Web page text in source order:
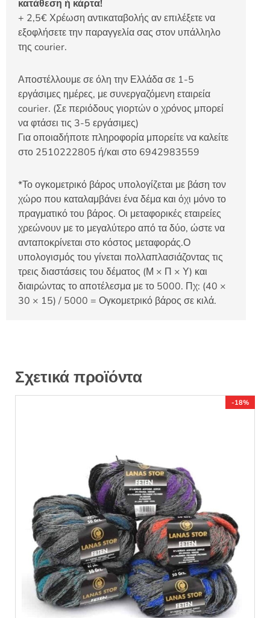
κατάθεση ή κάρτα!
+ 2,5€ Χρέωση αντικαταβολής αν επιλέξετε να
εξοφλήσετε την παραγγελία σας στον υπάλληλο
της courier.
Αποστέλλουμε σε όλη την Ελλάδα σε 1-5
εργάσιμες ημέρες, με συνεργαζόμενη εταιρεία
courier. (Σε περιόδους γιορτών ο χρόνος μπορεί
να φτάσει τις 3-5 εργάσιμες)
Για οποιαδήποτε πληροφορία μπορείτε να καλείτε
στο 2510222805 ή/και στο 6942983559
*Το ογκομετρικό βάρος υπολογίζεται με βάση τον
χώρο που καταλαμβάνει ένα δέμα και όχι μόνο το
πραγματικό του βάρος. Οι μεταφορικές εταιρείες
χρεώνουν με το μεγαλύτερο από τα δύο, ώστε να
ανταποκρίνεται στο κόστος μεταφοράς.Ο
υπολογισμός του γίνεται πολλαπλασιάζοντας τις
τρεις διαστάσεις του δέματος (Μ × Π × Υ) και
διαιρώντας το αποτέλεσμα με το 5000. Πχ: (40 ×
30 × 15) / 5000 = Ογκομετρικό βάρος σε κιλά.
Σχετικά προϊόντα
-18%